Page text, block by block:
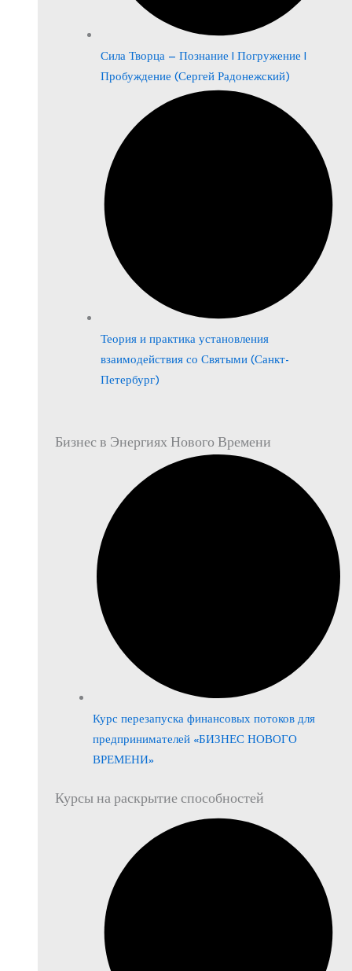
Сила Творца – Познание | Погружение |
Пробуждение (Сергей Радонежский)
Теория и практика установления
взаимодействия со Святыми (Санкт-
Петербург)
Бизнес в Энергиях Нового Времени
Курс перезапуска финансовых потоков для
предпринимателей «БИЗНЕС НОВОГО
ВРЕМЕНИ»
Курсы на раскрытие способностей